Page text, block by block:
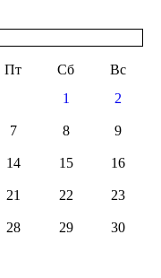
Пт Сб
Вс
1
2
7 8 9
14 15 16
21 22 23
28 29 30